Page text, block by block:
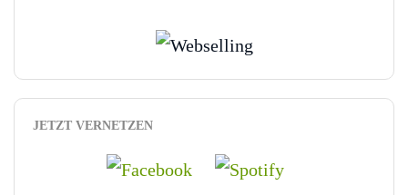
JETZT VERNETZEN